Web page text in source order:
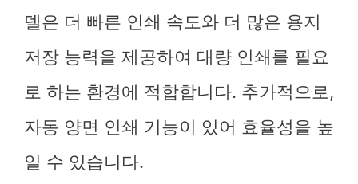
델은 더 빠른 인쇄 속도와 더 많은 용지
저장 능력을 제공하여 대량 인쇄를 필요
로 하는 환경에 적합합니다. 추가적으로,
자동 양면 인쇄 기능이 있어 효율성을 높
일 수 있습니다.